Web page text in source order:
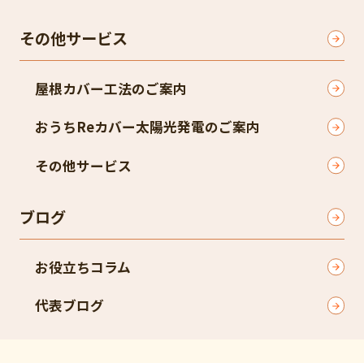
その他サービス
屋根カバー工法のご案内
おうちReカバー太陽光発電のご案内
その他サービス
ブログ
お役立ちコラム
代表ブログ